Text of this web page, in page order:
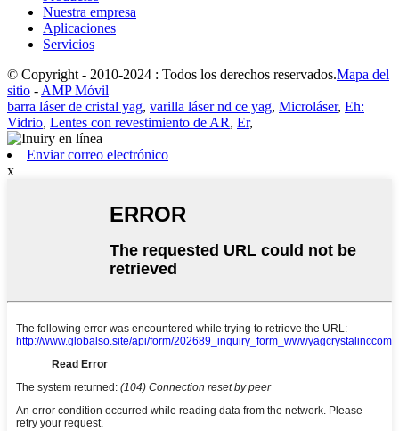
Nuestra empresa
Aplicaciones
Servicios
© Copyright - 2010-2024 : Todos los derechos reservados.Mapa del
sitio - AMP Móvil
barra láser de cristal yag, varilla láser nd ce yag, Microláser, Eh:
Vidrio, Lentes con revestimiento de AR, Er,
Enviar correo electrónico
x